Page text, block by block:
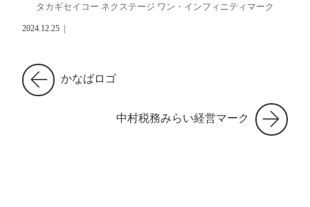
タカギセイコー ネクステージ ワン・インフィニティマーク
2024.12.25
かなばロゴ
中村税務みらい経営マーク